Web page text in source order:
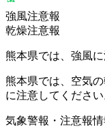
強風注意報
乾燥注意報
熊本県では、強風に
熊本県では、空気
に注意してください
気象警報・注意報